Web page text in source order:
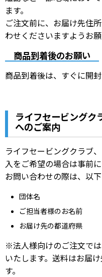
ます。
ご注文前に、お届け先住
わせくださいますようお願
商品到着後のお願い
商品到着後は、すぐに開
ライフセービングク
へのご案内
ライフセービングクラブ
入をご希望の場合は事前
お問い合わせの際は、以
団体名
ご担当者様のお名前
お届け先の都道府県
※法人様向けのご注文で
いたします。送料はお届
す。